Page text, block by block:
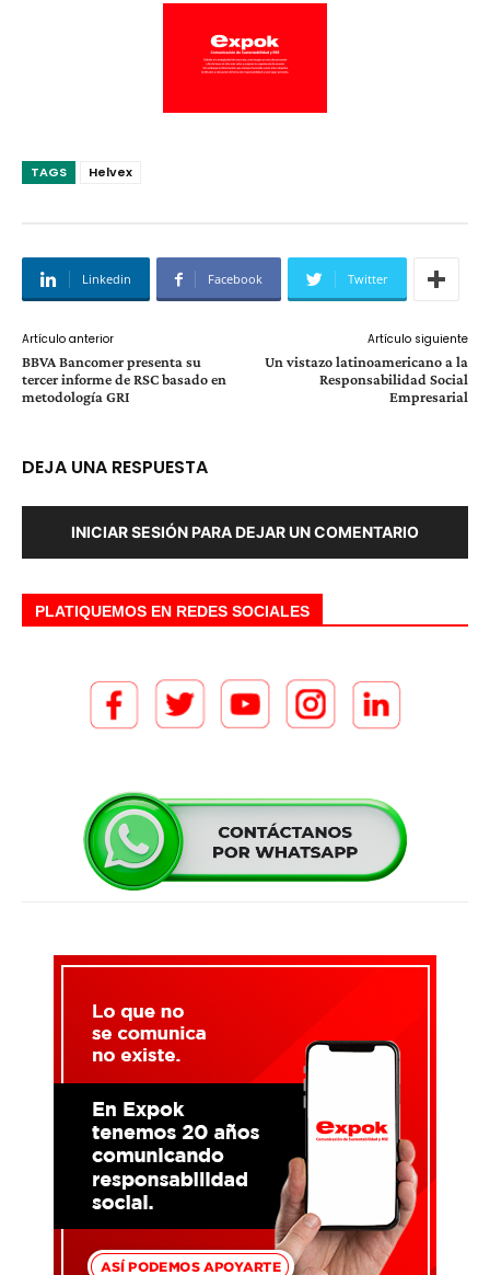
TAGS Helvex
Linkedin Facebook Twitter
Artículo anterior
BBVA Bancomer presenta su
tercer informe de RSC basado en
metodología GRI
Artículo siguiente
Un vistazo latinoamericano a la
Responsabilidad Social
Empresarial
DEJA UNA RESPUESTA
INICIAR SESIÓN PARA DEJAR UN COMENTARIO
PLATIQUEMOS EN REDES SOCIALES